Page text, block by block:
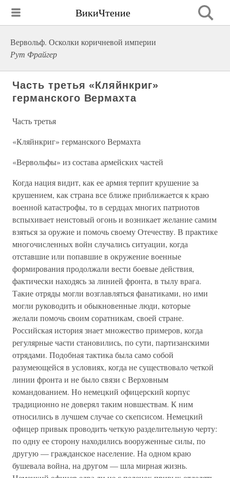
ВикиЧтение
Вервольф. Осколки коричневой империи
Рут Фрайгер
Часть третья «Кляйнкриг»
германского Вермахта
Часть третья
«Кляйнкриг» германского Вермахта
«Вервольфы» из состава армейских частей
Когда нация видит, как ее армия терпит крушение за
крушением, как страна все ближе приближается к краю
военной катастрофы, то в сердцах многих патриотов
вспыхивает неистовый огонь и возникает желание самим
взяться за оружие и помочь своему Отечеству. В практике
многочисленных войн случались ситуации, когда
отставшие или попавшие в окружение военные
формирования продолжали вести боевые действия,
фактически находясь за линией фронта, в тылу врага.
Такие отряды могли возглавляться фанатиками, но ими
могли руководить и обыкновенные люди, которые
желали помочь своим соратникам, своей стране.
Российская история знает множество примеров, когда
регулярные части становились, по сути, партизанскими
отрядами. Подобная тактика была само собой
разумеющейся в условиях, когда не существовало четкой
линии фронта и не было связи с Верховным
командованием. Но немецкий офицерский корпус
традиционно не доверял таким новшествам. К ним
относились в лучшем случае со скепсисом. Немецкий
офицер привык проводить четкую разделительную черту:
по одну ее сторону находились вооруженные силы, по
другую — гражданское население. На одном краю
бушевала война, на другом — шла мирная жизнь.